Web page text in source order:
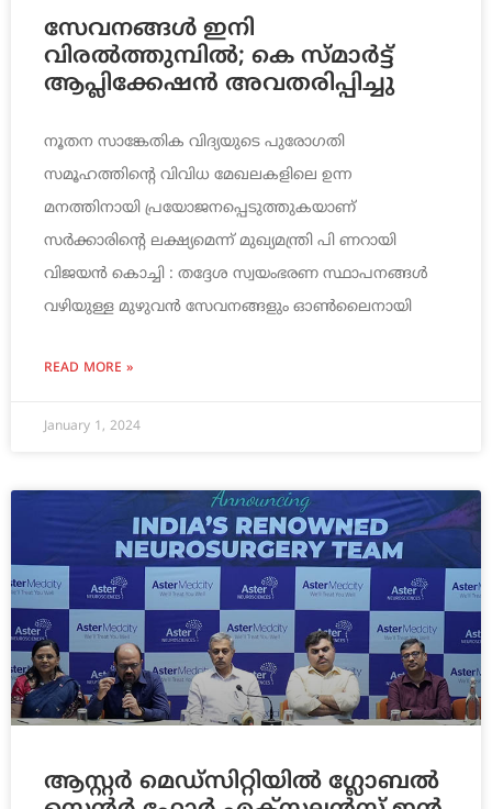
സേവനങ്ങള്‍ ഇനി
വിരല്‍ത്തുമ്പില്‍; കെ സ്മാര്‍ട്ട്
ആപ്ലിക്കേഷന്‍ അവതരിപ്പിച്ചു
നൂതന സാങ്കേതിക വിദ്യയുടെ പുരോഗതി
സമൂഹത്തിന്റെ വിവിധ മേഖലകളിലെ ഉന്ന
മനത്തിനായി പ്രയോജനപ്പെടുത്തുകയാണ്
സര്‍ക്കാരിന്റെ ലക്ഷ്യമെന്ന് മുഖ്യമന്ത്രി പി ണറായി
വിജയന്‍ കൊച്ചി : തദ്ദേശ സ്വയംഭരണ സ്ഥാപനങ്ങള്‍
വഴിയുള്ള മുഴുവന്‍ സേവനങ്ങളും ഓണ്‍ലൈനായി
READ MORE »
January 1, 2024
ആസ്റ്റര്‍ മെഡ്‌സിറ്റിയില്‍ ഗ്ലോബല്‍